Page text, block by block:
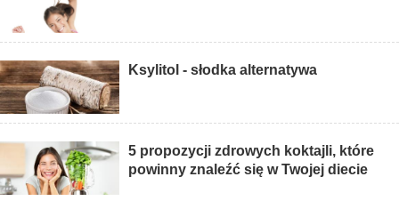
Ksylitol - słodka alternatywa
5 propozycji zdrowych koktajli, które
powinny znaleźć się w Twojej diecie